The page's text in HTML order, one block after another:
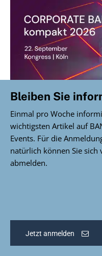
Bleiben Sie
Einmal pro Woche
wichtigsten Artikel auf
Events. Für die
natürlich können Sie
abmelden.
Jetzt anmelden